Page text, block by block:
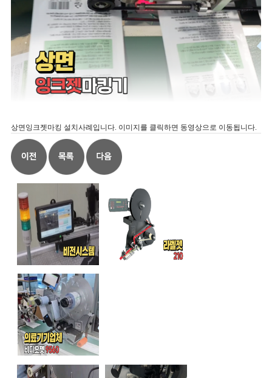
상면잉크젯마킹 설치사례입니다. 이미지를 클릭하면 동영상으로 이동됩니다.